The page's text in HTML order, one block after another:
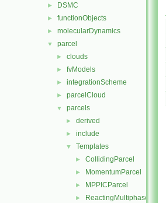
► DSMC
► functionObjects
► molecularDynamics
▼ parcel
► clouds
► fvModels
► integrationScheme
► parcelCloud
▼ parcels
► derived
► include
▼ Templates
► CollidingParcel
► MomentumParcel
► MPPICParcel
► ReactingMultiphaseParcel